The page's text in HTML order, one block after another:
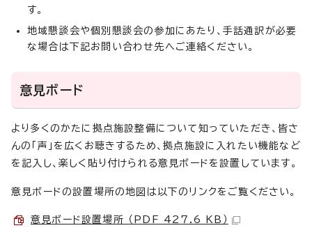
す。
地域懇談会や個別懇談会の参加にあたり、手話通訳が必要
な場合は下記お問い合わせ先へご連絡ください。
意見ボード
より多くのかたに拠点施設整備について知っていただき、皆さ
んの「声」を広くお聴きするため、拠点施設に入れたい機能など
を記入し、楽しく貼り付けられる意見ボードを設置しています。
意見ボードの設置場所の地図は以下のリンクをご覧ください。
意見ボード設置場所 （PDF 427.6 KB）